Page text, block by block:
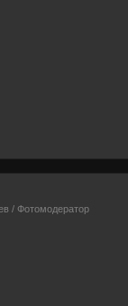
/ Фотомодератор